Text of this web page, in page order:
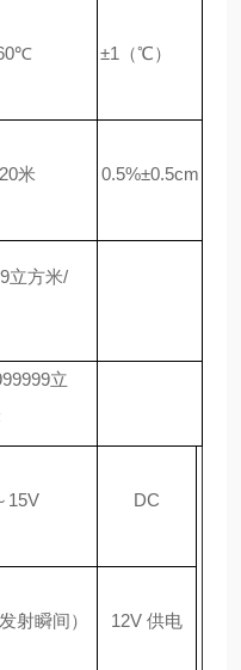
±1（℃）
20米 0.5%±0.5cm
立方米/
立
15V DC
射瞬间） 12V 供电